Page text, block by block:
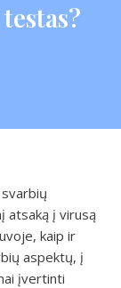
atsaką į virusą
kaip ir
aspektų, į
įvertinti